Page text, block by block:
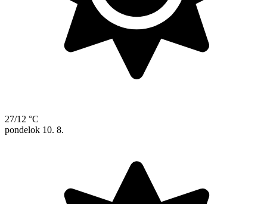
27/12 °C
pondelok 10. 8.